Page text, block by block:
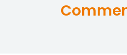
comment solutionner des traces d'humidité sur les murs de ma maison